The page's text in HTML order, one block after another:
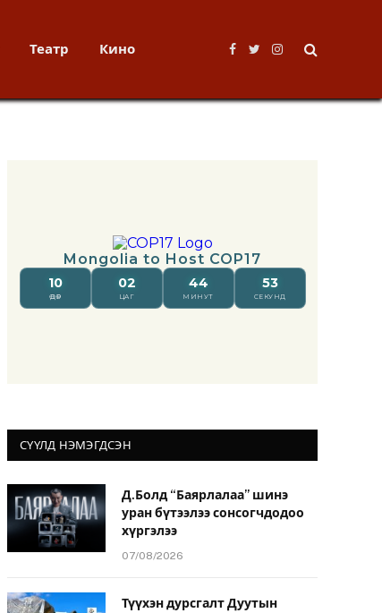
Театр Кино
Facebook
TwitterInstagram
СҮҮЛД НЭМЭГДСЭН
Д.Болд “Баярлалаа” шинэ
уран бүтээлээ сонсогчдодоо
хүргэлээ
07/08/2026
Түүхэн дурсгалт Дуутын